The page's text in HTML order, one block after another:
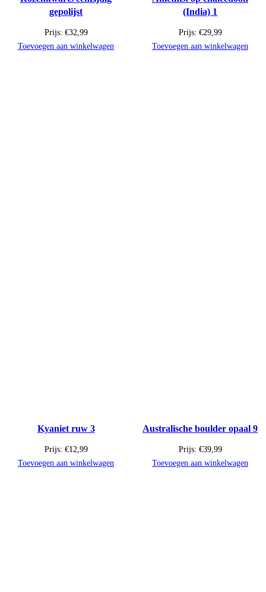
gepolijst
Prijs: €32,99
Toevoegen aan winkelwagen
(India) 1
Prijs: €29,99
Toevoegen aan winkelwagen
Kyaniet ruw 3
Prijs: €12,99
Toevoegen aan winkelwagen
Australische boulder opaal 9
Prijs: €39,99
Toevoegen aan winkelwagen